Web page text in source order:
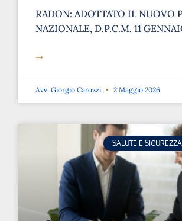
RADON: ADOTTATO IL NUOVO
NAZIONALE, D.P.C.M. 11
➞
Avv. Giorgio Carozzi 2 Maggio 2026
SALUTE E